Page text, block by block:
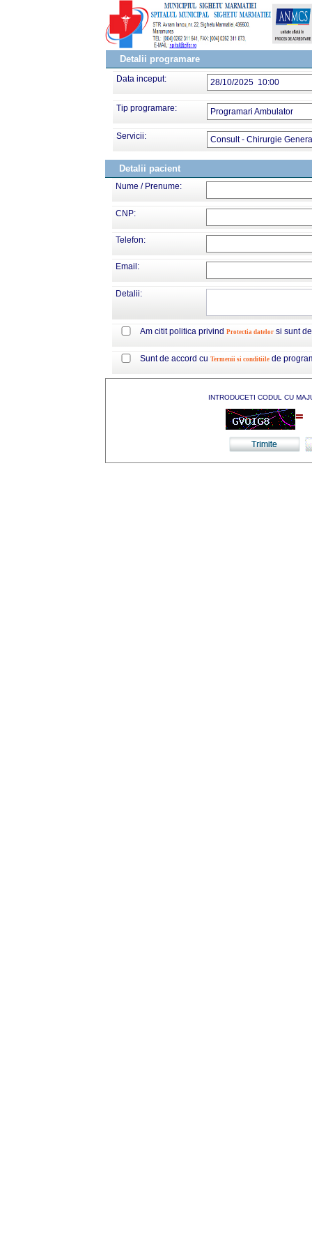
Detalii programare
Data inceput: 28/10/2025 10:00
Tip programare: Programari Ambulator
Servicii: Consult - Chirurgie
Detalii pacient
Nume / Prenume:
CNP:
Telefon:
Email:
Detalii:
Am citit politica privind Protectia datelor si sunt
Sunt de accord cu Termenii si conditiile de
INTRODUCETI CODUL CU
=